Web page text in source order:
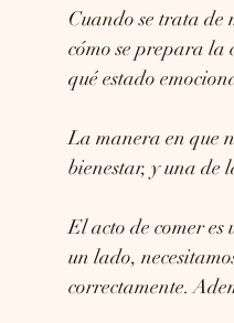
Cuando se trata de
cómo se prepara la
qué estado
La manera en que
bienestar, y una de
El acto de comer
un lado,
correctamente.